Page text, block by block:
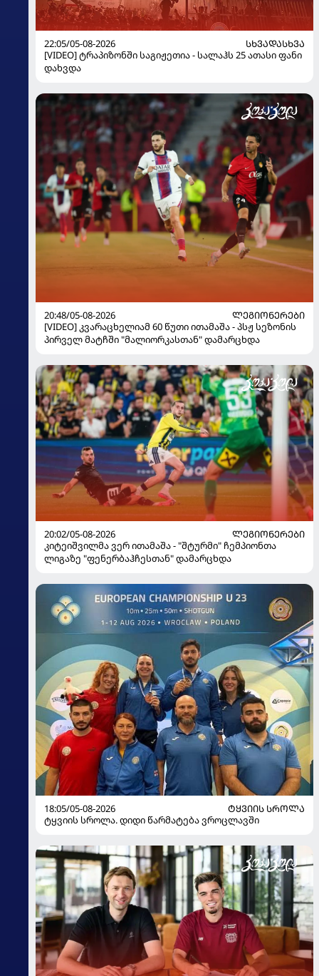
22:05/05-08-2026
ᲡᲮᲕᲐᲓᲐᲡᲮᲕᲐ
[VIDEO] ტრაპიზონში საგიჟეთია - სალაჰს 25 ათასი ფანი
დახვდა
20:48/05-08-2026
ᲚᲔᲒᲘᲝᲜᲔᲠᲔᲑᲘ
[VIDEO] კვარაცხელიამ 60 წუთი ითამაშა - პსჟ სეზონის
პირველ მატჩში "მალიორკასთან" დამარცხდა
20:02/05-08-2026
ᲚᲔᲒᲘᲝᲜᲔᲠᲔᲑᲘ
კიტეიშვილმა ვერ ითამაშა - "შტურმი" ჩემპიონთა
ლიგაზე "ფენერბაჰჩესთან" დამარცხდა
18:05/05-08-2026
ᲢᲧᲕᲘᲘᲡ ᲡᲠᲝᲚᲐ
ტყვიის სროლა. დიდი წარმატება ვროცლავში